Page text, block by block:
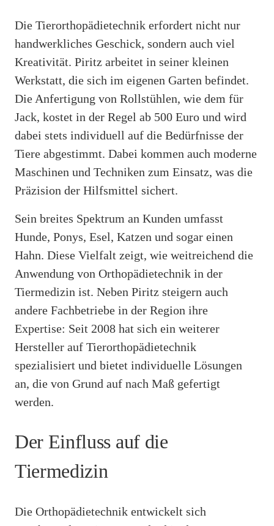
Die Tierorthopädietechnik erfordert nicht nur
handwerkliches Geschick, sondern auch viel
Kreativität. Piritz arbeitet in seiner kleinen
Werkstatt, die sich im eigenen Garten befindet.
Die Anfertigung von Rollstühlen, wie dem für
Jack, kostet in der Regel ab 500 Euro und wird
dabei stets individuell auf die Bedürfnisse der
Tiere abgestimmt. Dabei kommen auch moderne
Maschinen und Techniken zum Einsatz, was die
Präzision der Hilfsmittel sichert.
Sein breites Spektrum an Kunden umfasst
Hunde, Ponys, Esel, Katzen und sogar einen
Hahn. Diese Vielfalt zeigt, wie weitreichend die
Anwendung von Orthopädietechnik in der
Tiermedizin ist. Neben Piritz steigern auch
andere Fachbetriebe in der Region ihre
Expertise: Seit 2008 hat sich ein weiterer
Hersteller auf Tierorthopädietechnik
spezialisiert und bietet individuelle Lösungen
an, die von Grund auf nach Maß gefertigt
werden.
Der Einfluss auf die
Tiermedizin
Die Orthopädietechnik entwickelt sich